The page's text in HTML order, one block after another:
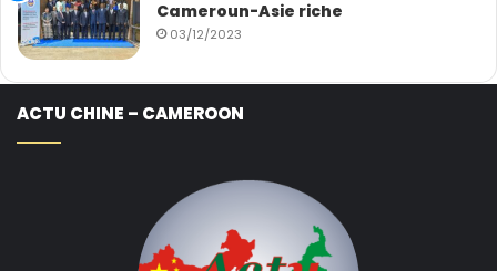
Cameroun-Asie riche
03/12/2023
ACTU CHINE – CAMEROON